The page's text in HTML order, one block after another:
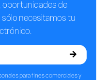
oportunidades de
necesitamos tu
para fines comerciales y